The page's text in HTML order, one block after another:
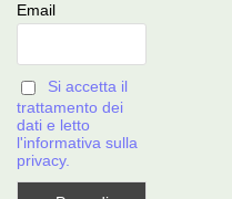
Email
Si accetta il
trattamento dei
dati e letto
l'informativa sulla
privacy.